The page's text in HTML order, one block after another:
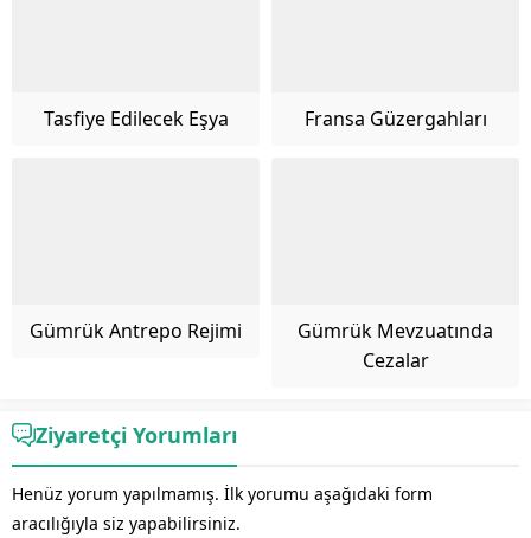
Tasfiye Edilecek Eşya Fransa Güzergahları
Gümrük Antrepo Rejimi
Gümrük Mevzuatında
Cezalar
Ziyaretçi Yorumları
Henüz yorum yapılmamış. İlk yorumu aşağıdaki form
aracılığıyla siz yapabilirsiniz.